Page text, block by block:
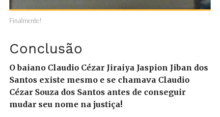
Finalmente!
Conclusão
O baiano Claudio Cézar Jiraiya Jaspion Jiban dos
Santos existe mesmo e se chamava Claudio
Cézar Souza dos Santos antes de conseguir
mudar seu nome na justiça!